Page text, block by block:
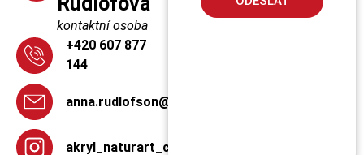
kontaktní osoba
+420 607 877
144
anna.rudlofson@seznam.cz
akryl_naturart_cz